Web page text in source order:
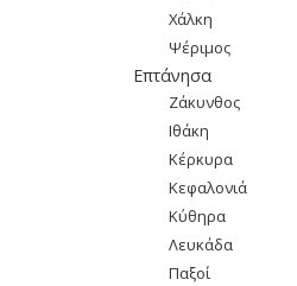
Χάλκη
Ψέριμος
Επτάνησα
Ζάκυνθος
Ιθάκη
Κέρκυρα
Κεφαλονιά
Κύθηρα
Λευκάδα
Παξοί